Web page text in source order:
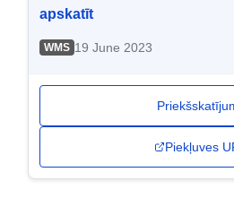
apskatīt
WMS 19 June 2023
Piekļuves